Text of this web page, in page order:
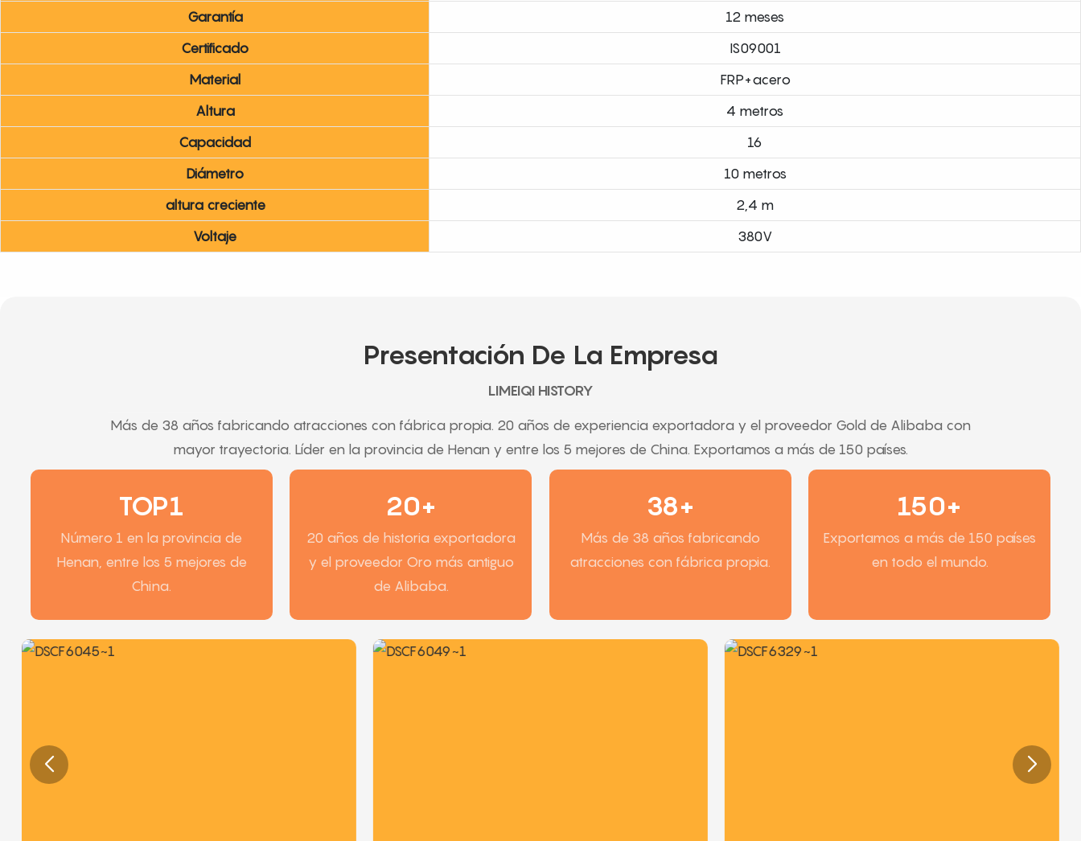
Garantía
12 meses
Certificado
IS09001
Material
FRP+acero
Altura
4 metros
Capacidad
16
Diámetro
10 metros
altura creciente
2,4 m
Voltaje
380V
Presentación De La Empresa
LIMEIQI HISTORY
Más de 38 años fabricando atracciones con fábrica propia. 20 años de experiencia exportadora y el proveedor Gold de Alibaba con
mayor trayectoria. Líder en la provincia de Henan y entre los 5 mejores de China. Exportamos a más de 150 países.
TOP1
Número 1 en la provincia de
Henan, entre los 5 mejores de
China.
20+
20 años de historia exportadora
y el proveedor Oro más antiguo
de Alibaba.
38+
Más de 38 años fabricando
atracciones con fábrica propia.
150+
Exportamos a más de 150 países
en todo el mundo.